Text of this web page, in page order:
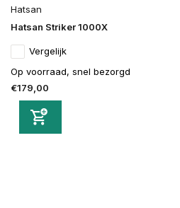
Hatsan
Hatsan Striker 1000X
Vergelijk
Op voorraad, snel bezorgd
€179,00